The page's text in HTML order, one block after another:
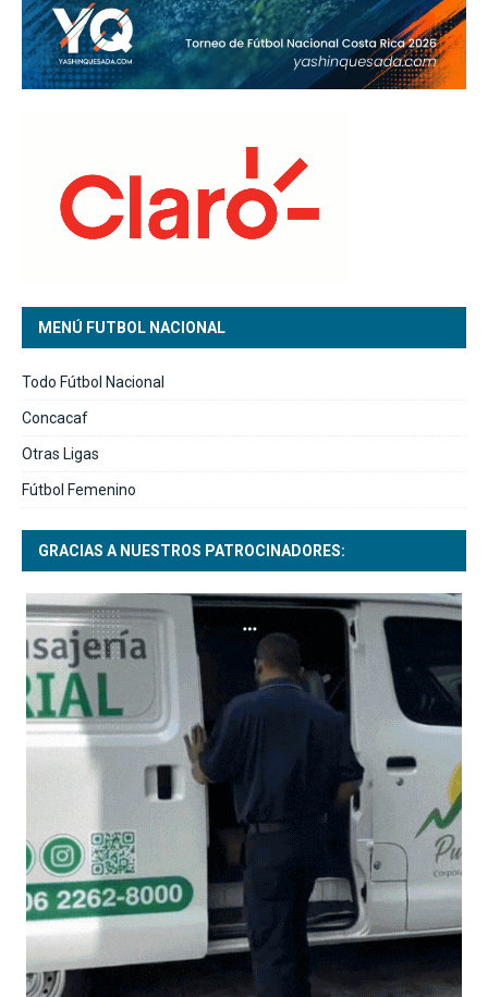
MENÚ FUTBOL NACIONAL
Todo Fútbol Nacional
Concacaf
Otras Ligas
Fútbol Femenino
GRACIAS A NUESTROS PATROCINADORES: